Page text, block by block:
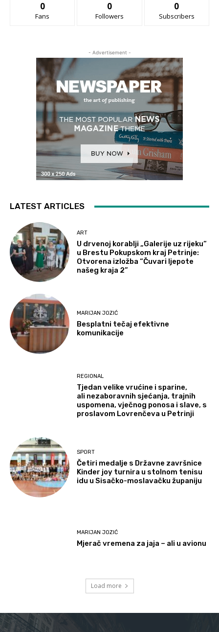
0
Fans
0
Followers
0
Subscribers
- Advertisement -
LATEST ARTICLES
ART
U drvenoj korablji „Galerije uz rijeku“
u Brestu Pokupskom kraj Petrinje:
Otvorena izložba “Čuvari ljepote
našeg kraja 2”
MARIJAN JOZIĆ
Besplatni tečaj efektivne
komunikacije
REGIONAL
Tjedan velike vrućine i sparine,
ali nezaboravnih sjećanja, trajnih
uspomena, vječnog ponosa i slave, s
proslavom Lovrenčeva u Petrinji
SPORT
Četiri medalje s Državne završnice
Kinder joy turnira u stolnom tenisu
idu u Sisačko-moslavačku županiju
MARIJAN JOZIĆ
Mjerač vremena za jaja – ali u avionu
Load more